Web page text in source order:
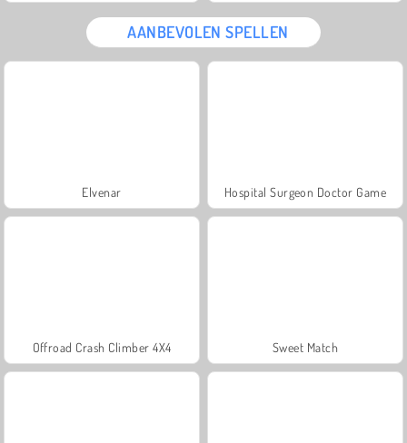
AANBEVOLEN SPELLEN
Elvenar Hospital Surgeon Doctor Game
Offroad Crash Climber 4X4 Sweet Match